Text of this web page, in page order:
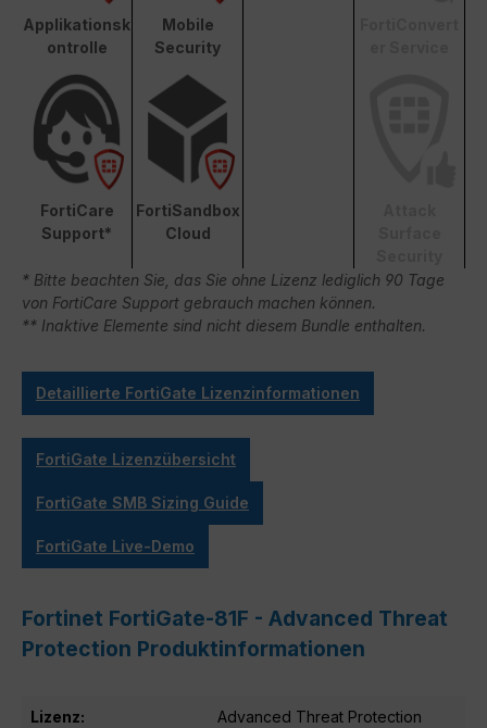
Applikationsk
ontrolle
Mobile
Security
FortiCare
Support*
FortiSandbox
Cloud
* Bitte beachten Sie, das Sie ohne Lizenz lediglich 90 Tage
von FortiCare Support gebrauch machen können.
** Inaktive Elemente sind nicht diesem Bundle enthalten.
Detaillierte FortiGate Lizenzinformationen
FortiGate Lizenzübersicht
FortiGate SMB Sizing Guide
FortiGate Live-Demo
Fortinet FortiGate-81F - Advanced Threat
Protection Produktinformationen
Lizenz: Advanced Threat Protection